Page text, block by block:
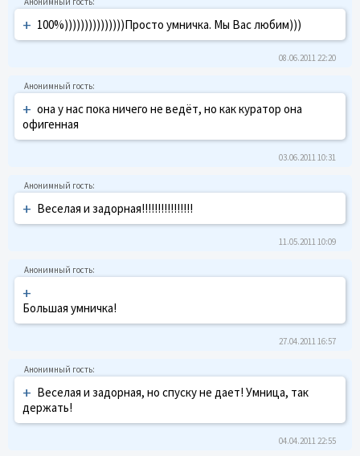
+ 100%)))))))))))))))Просто умничка. Мы Вас любим)))
08.06.2011 22:20
+ она у нас пока ничего не ведёт, но как куратор она
офигенная
03.06.2011 10:31
+ Веселая и задорная!!!!!!!!!!!!!!!!
11.05.2011 10:09
+
Большая умничка!
27.04.2011 16:57
+ Веселая и задорная, но спуску не дает! Умница, так
держать!
04.04.2011 22:55